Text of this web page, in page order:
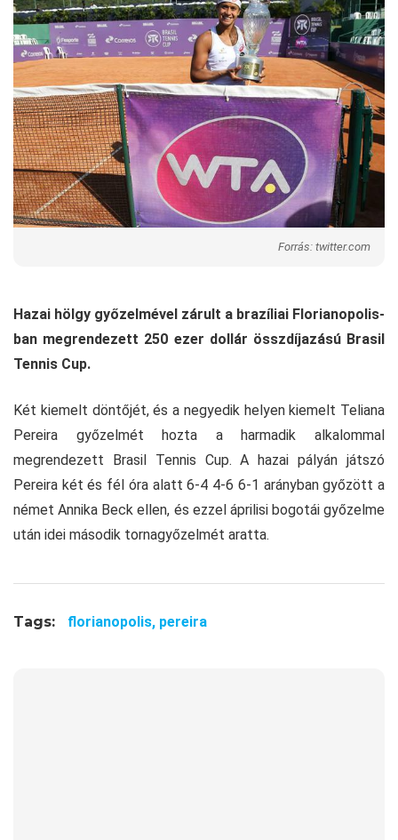
Forrás: twitter.com
Hazai hölgy győzelmével zárult a brazíliai Florianopolis-
ban megrendezett 250 ezer dollár összdíjazású Brasil
Tennis Cup.
Két kiemelt döntőjét, és a negyedik helyen kiemelt Teliana
Pereira győzelmét hozta a harmadik alkalommal
megrendezett Brasil Tennis Cup. A hazai pályán játszó
Pereira két és fél óra alatt 6-4 4-6 6-1 arányban győzött a
német Annika Beck ellen, és ezzel áprilisi bogotái győzelme
után idei második tornagyőzelmét aratta.
Tags: florianopolis, pereira